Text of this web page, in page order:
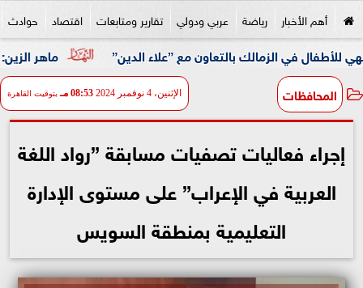
أهم الأخبار رياضة عربي ودولي تقارير ومتابعات اقتصاد حوادث
ماهر الزين: 25 حافلة تُعيد 1250 سودانيًا ضمن الفوج الـ41.. والالتزام بوثائق السفر عزز انسيابية العودة الطوعية بالتعاون مع ”علاء الدين”
المحافظات الإثنين، 4 نوفمبر 2024 08:53 مـ بتوقيت القاهرة
إجراء فعاليات تصفيات مسابقة ”رواد اللغة
العربية في الإعراب” على مستوى الإدارة
التعليمية بمنطقة السويس